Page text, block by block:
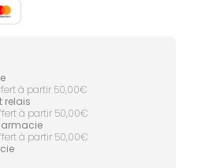
à partir 50,00€
relais
à partir 50,00€
à partir 50,00€